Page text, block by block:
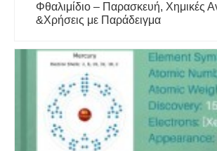
Φθαλιμίδιο – Παρασκευή, Χημικές
&Χρήσεις με Παράδειγμα